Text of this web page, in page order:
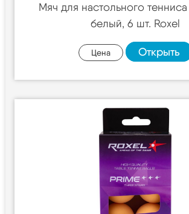
Мяч для настольного
белый, 6 шт. Roxel
Цена Открыть